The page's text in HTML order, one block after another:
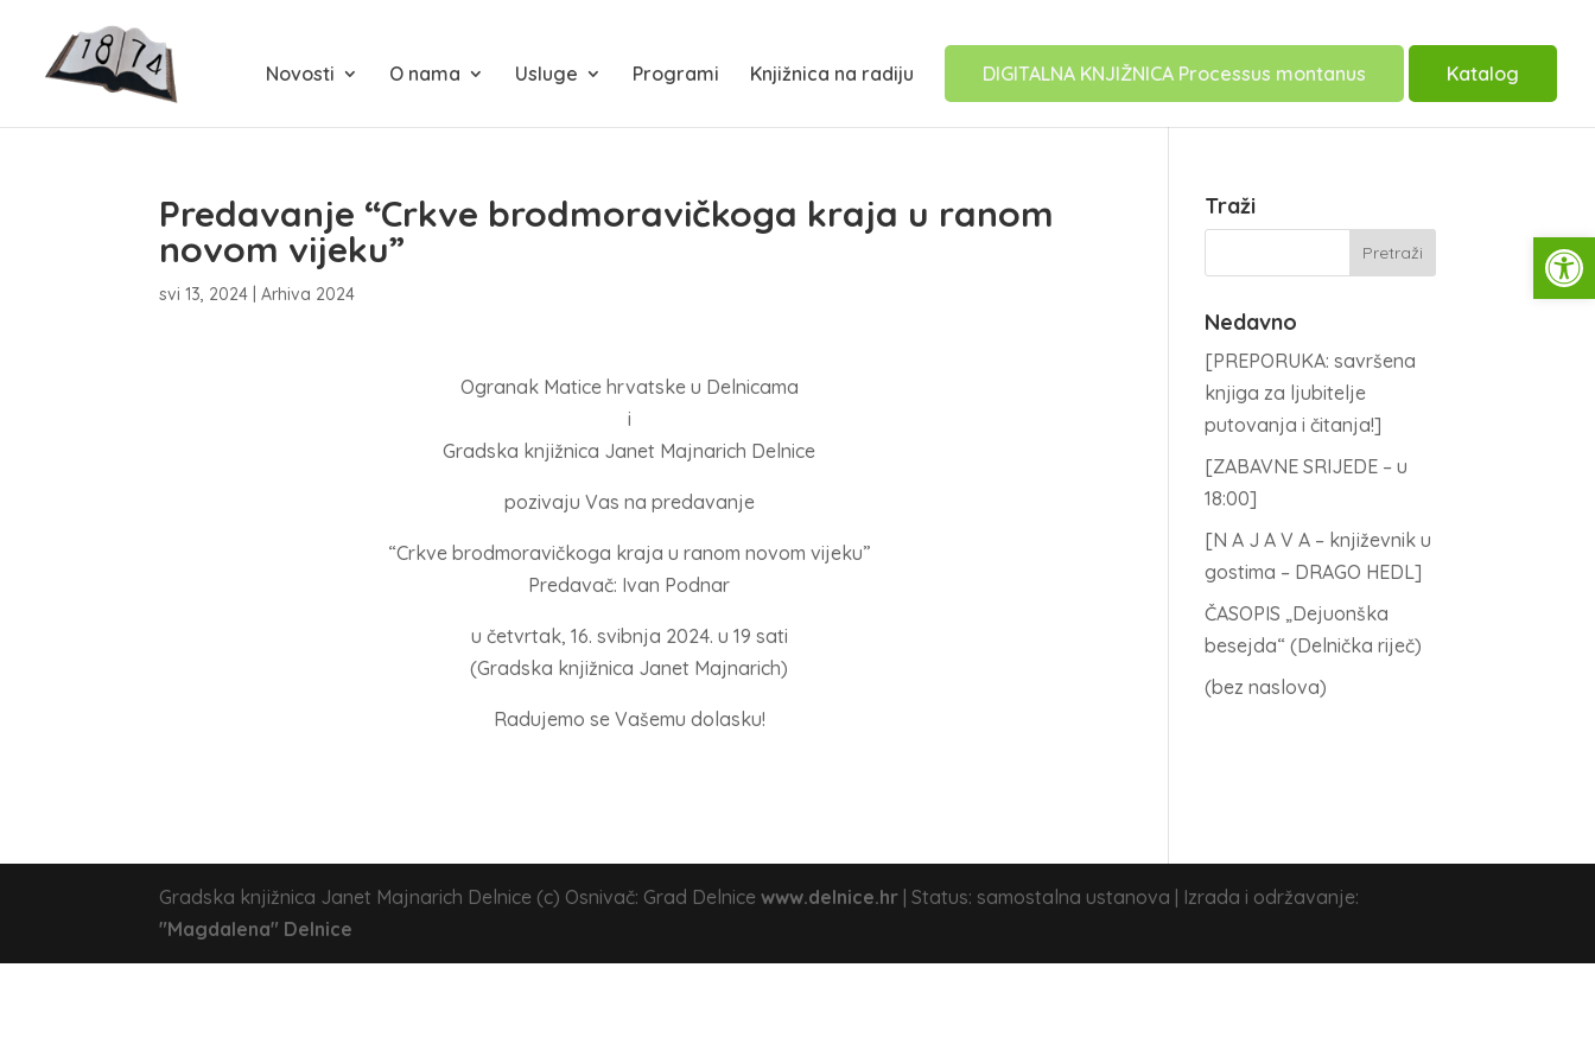
Novosti O nama Usluge Programi Knjižnica na radiju DIGITALNA KNJIŽNICA Processus montanus Katalog
Predavanje “Crkve brodmoravičkoga kraja u ranom
novom vijeku”
svi 13, 2024 |Arhiva 2024
Ogranak Matice hrvatske u Delnicama
i
Gradska knjižnica Janet Majnarich Delnice
pozivaju Vas na predavanje
“Crkve brodmoravičkoga kraja u ranom novom vijeku”
Predavač: Ivan Podnar
u četvrtak, 16. svibnja 2024. u 19 sati
(Gradska knjižnica Janet Majnarich)
Radujemo se Vašemu dolasku!
Traži
Nedavno
[PREPORUKA: savršena
knjiga za ljubitelje
putovanja i čitanja!]
[ZABAVNE SRIJEDE – u
18:00]
[N A J A V A – književnik u
gostima – DRAGO HEDL]
ČASOPIS „Dejuonška
besejda“ (Delnička riječ)
(bez naslova)
Gradska knjižnica Janet Majnarich Delnice (c) Osnivač: Grad Delnicewww.delnice.hr | Status: samostalna ustanova | Izrada i održavanje:
"Magdalena" Delnice